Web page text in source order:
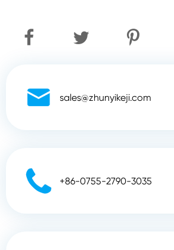
 sales@zhunyikeji.com
 +86-0755-2790-3035